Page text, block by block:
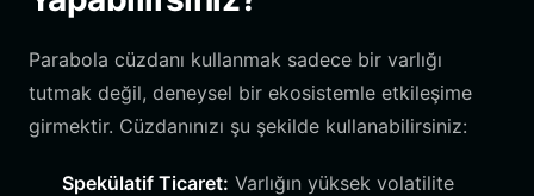
Parabola cüzdanı kullanmak sadece bir varlığı
tutmak değil, deneysel bir ekosistemle etkileşime
girmektir. Cüzdanınızı şu şekilde kullanabilirsiniz:
Spekülatif Ticaret: Varlığın yüksek volatilite